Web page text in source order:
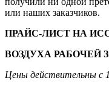
или наших заказчиков.
ПРАЙС-ЛИСТ НА
ВОЗДУХА РАБОЧЕЙ
Цены действительны с